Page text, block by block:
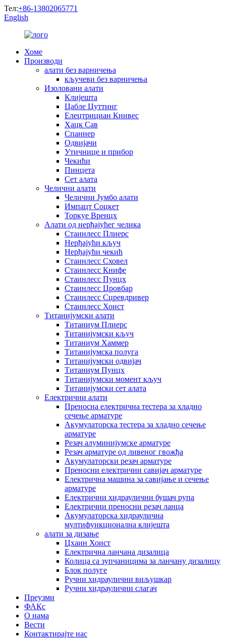
Тел:+86-13802065771
English
Хоме
Производи
алати без варничења
кључеви без варничења
Изоловани алати
Клијешта
Цабле Цуттинг
Елецтрициан Книвес
Хацк Сав
Спаннер
Одвијачи
Утичнице и прибор
Чекићи
Пинцета
Сет алата
Челични алати
Челични Јумбо алати
Импацт Соцкет
Торкуе Вренцх
Алати од нерђајућег челика
Стаинлесс Плиерс
Нерђајући кључ
Нерђајући чекић
Стаинлесс Сховел
Стаинлесс Книфе
Стаинлесс Пунцх
Стаинлесс Цровбар
Стаинлесс Сцревдривер
Стаинлесс Хоист
Титанијумски алати
Титаниум Плиерс
Титанијумски кључ
Титаниум Хаммер
Титанијумска полуга
Титанијумски одвијач
Титаниум Пунцх
Титанијумски момент кључ
Титанијумски сет алата
Електрични алати
Преносна електрична тестера за хладно
сечење арматуре
Акумулаторска тестера за хладно сечење
арматуре
Резач алуминијумске арматуре
Резач арматуре од ливеног гвожђа
Акумулаторски резач арматуре
Преносни електрични савијач арматуре
Електрична машина за савијање и сечење
арматуре
Електрични хидраулични бушач рупа
Електрични преносни резач ланца
Акумулаторска хидраулична
мултифункционална клијешта
алати за дизање
Цхаин Хоист
Електрична ланчана дизалица
Колица са зупчаницима за ланчану дизалицу
Блок полуге
Ручни хидраулични виљушкар
Ручни хидраулични слагач
Преузми
ФАКс
О нама
Вести
Контактирајте нас